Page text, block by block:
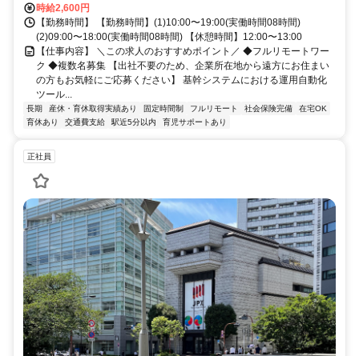
時給2,600円
【勤務時間】 【勤務時間】(1)10:00〜19:00(実働時間08時間)
(2)09:00〜18:00(実働時間08時間) 【休憩時間】12:00〜13:00
【仕事内容】 ＼この求人のおすすめポイント／ ◆フルリモートワー
ク ◆複数名募集 【出社不要のため、企業所在地から遠方にお住まい
の方もお気軽にご応募ください】 基幹システムにおける運用自動化
ツール...
長期 産休・育休取得実績あり 固定時間制 フルリモート 社会保険完備
在宅OK
育休あり
交通費支給 駅近5分以内 育児サポートあり
正社員